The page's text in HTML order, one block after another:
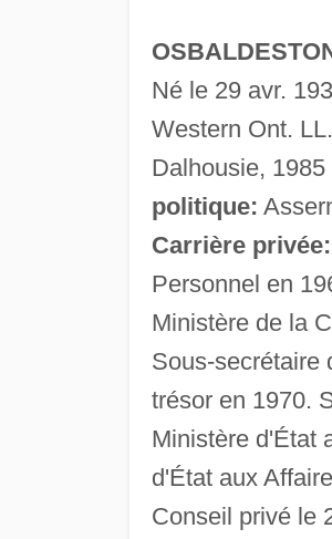
Né le 29 avr.
Western Ont.
Dalhousie,
politique:
Carrière privée:
Personnel en
Ministère de la
Sous-secrétaire
trésor en 1970.
Ministère d'État
d'État aux
Conseil privé le